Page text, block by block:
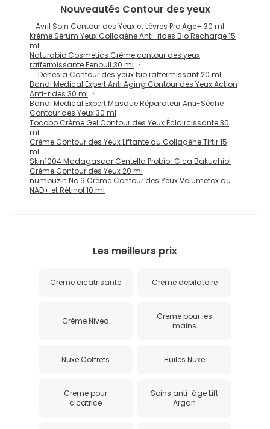
Nouveautés Contour des yeux
Avril Soin Contour des Yeux et Lèvres Pro Age+ 30 ml
Krème Sérum Yeux Collagène Anti-rides Bio Recharge 15
ml
Naturabio Cosmetics Crème contour des yeux
raffermissante Fenouil 30 ml
Dehesia Contour des yeux bio raffermissant 20 ml
Bandi Medical Expert Anti Aging Contour des Yeux Action
Anti-rides 30 ml
Bandi Medical Expert Masque Réparateur Anti-Sèche
Contour des Yeux 30 ml
Tocobo Crème Gel Contour des Yeux Éclaircissante 30
ml
Crème Contour des Yeux Liftante au Collagène Tirtir 15
ml
Skin1004 Madagascar Centella Probio-Cica Bakuchiol
Crème Contour des Yeux 20 ml
numbuzin No.9 Crème Contour des Yeux Volumetox au
NAD+ et Rétinol 10 ml
Les meilleurs prix
Creme cicatrisante Creme depilatoire
Crème Nivea
Creme pour les
mains
Nuxe Coffrets Huiles Nuxe
Creme pour
cicatrice
Soins anti-âge Lift
Argan